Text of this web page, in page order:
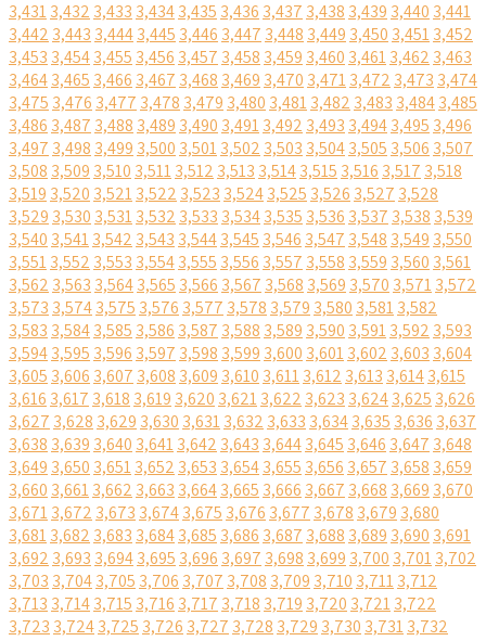
3,4313,432 3,433 3,4343,435 3,436 3,437 3,438 3,439 3,440 3,441
3,442 3,443 3,4443,445 3,446 3,447 3,448 3,449 3,450 3,4513,452
3,453 3,4543,455 3,456 3,457 3,458 3,459 3,460 3,4613,462 3,463
3,4643,465 3,466 3,467 3,468 3,469 3,470 3,4713,472 3,473 3,474
3,475 3,476 3,477 3,478 3,479 3,480 3,4813,482 3,483 3,4843,485
3,486 3,487 3,488 3,489 3,490 3,4913,492 3,493 3,4943,495 3,496
3,497 3,498 3,499 3,500 3,5013,502 3,503 3,5043,505 3,506 3,507
3,508 3,509 3,510 3,5113,512 3,513 3,5143,515 3,516 3,517 3,518
3,519 3,520 3,5213,522 3,523 3,5243,525 3,526 3,527 3,528
3,529 3,530 3,5313,532 3,533 3,5343,535 3,536 3,537 3,538 3,539
3,540 3,5413,542 3,543 3,5443,545 3,546 3,547 3,548 3,549 3,550
3,5513,552 3,553 3,5543,555 3,556 3,557 3,558 3,559 3,560 3,561
3,562 3,563 3,5643,565 3,566 3,567 3,568 3,569 3,570 3,5713,572
3,573 3,5743,575 3,576 3,577 3,578 3,579 3,580 3,5813,582
3,583 3,5843,585 3,586 3,587 3,588 3,589 3,590 3,5913,592 3,593
3,5943,595 3,596 3,597 3,598 3,599 3,600 3,6013,602 3,603 3,604
3,605 3,606 3,607 3,608 3,609 3,610 3,6113,612 3,613 3,6143,615
3,616 3,617 3,618 3,619 3,620 3,6213,622 3,623 3,6243,625 3,626
3,627 3,628 3,629 3,630 3,6313,632 3,633 3,6343,635 3,636 3,637
3,638 3,639 3,640 3,6413,642 3,643 3,6443,645 3,646 3,647 3,648
3,649 3,650 3,6513,652 3,653 3,6543,655 3,656 3,657 3,658 3,659
3,660 3,6613,662 3,663 3,6643,665 3,666 3,667 3,668 3,669 3,670
3,6713,672 3,673 3,6743,675 3,676 3,677 3,678 3,679 3,680
3,6813,682 3,683 3,6843,685 3,686 3,687 3,688 3,689 3,690 3,691
3,692 3,693 3,6943,695 3,696 3,697 3,698 3,699 3,700 3,7013,702
3,703 3,7043,705 3,706 3,707 3,708 3,709 3,710 3,7113,712
3,713 3,7143,715 3,716 3,717 3,718 3,719 3,720 3,7213,722
3,723 3,7243,725 3,726 3,727 3,728 3,729 3,730 3,7313,732